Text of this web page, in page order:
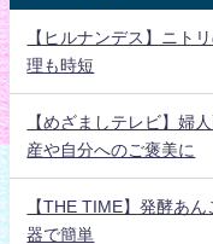
【ヒルナンデス】ニト
理も時短
【めざましテレビ】婦
産や自分へのご褒美に
【THE TIME】発酵あ
器で簡単